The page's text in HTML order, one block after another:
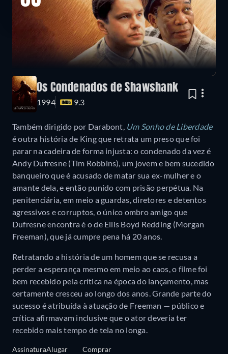
Os Condenados de Shawshank
1994 9.3
Também dirigido por Darabont, Um Sonho de Liberdade
é outra história de King que retrata um preso que foi
parar na cadeira de forma injusta: o condenado da vez é
Andy Dufresne (Tim Robbins), um jovem e bem sucedido
banqueiro que é acusado de matar sua ex-mulher e o
amante dela, e então punido com prisão perpétua. Na
penitenciária, em meio a guardas, diretores e detentos
agressivos e corruptos, o único ombro amigo que
Dufresne encontra é o de Ellis Boyd Redding (Morgan
Freeman), que já cumpre pena há 20 anos.
Retratando a história de um homem que se recusa a
perder a esperança mesmo em meio ao caos, o filme foi
bem recebido pela crítica na época do lançamento, mas
certamente cresceu ao longo dos anos. Grande parte do
sucesso é atribuída à atuação de Freeman — público e
crítica afirmavam inclusive que o ator deveria ter
recebido mais tempo de tela no longa.
AssinaturaAlugar Comprar